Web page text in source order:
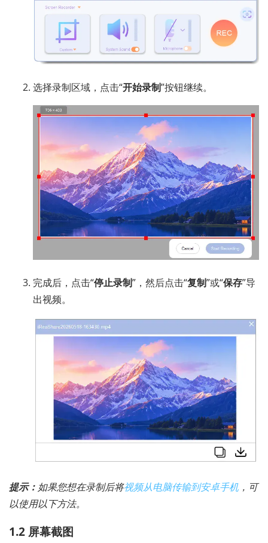
选择录制区域，点击“开始录制”按钮继续。
完成后，点击“停止录制”，然后点击“复制”或“保存”导
出视频。
提示： 如果您想在录制后将视频从电脑传输到安卓手机 ，可
以使用以下方法。
1.2 屏幕截图